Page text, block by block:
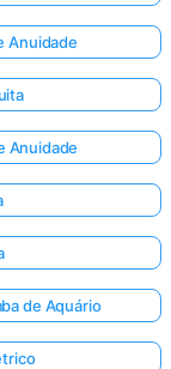
Anuidade
Anuidade
de Aquário